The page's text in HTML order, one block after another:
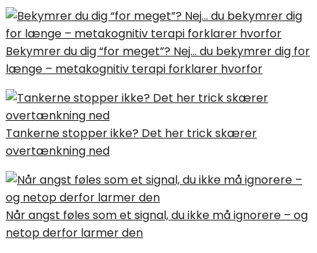
Bekymrer du dig “for meget”? Nej… du bekymrer dig for
længe – metakognitiv terapi forklarer hvorfor
Tankerne stopper ikke? Det her trick skærer
overtænkning ned
Når angst føles som et signal, du ikke må ignorere – og
netop derfor larmer den